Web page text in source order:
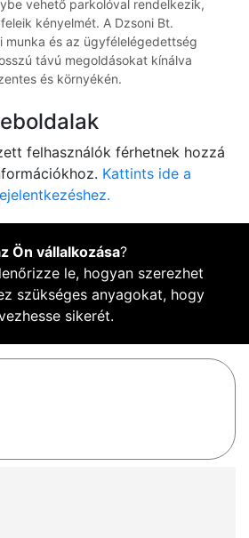
vehető parkolóval rendelkezik,
kényelmét. A Dzsoni Bt.
munka és az ügyfélelégedettség
távú megoldásokat kínálva
és környékén.
felhasználók férhetnek hozzá
Kattints ide a
Ön vállalkozása?
le, hogyan szerezhet
szükséges anyagokat, hogy
sikerét.